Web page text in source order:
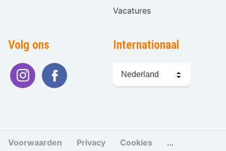
Vacatures
Volg ons Internationaal
kiezen
Voorwaarden Privacy Cookies Cookies